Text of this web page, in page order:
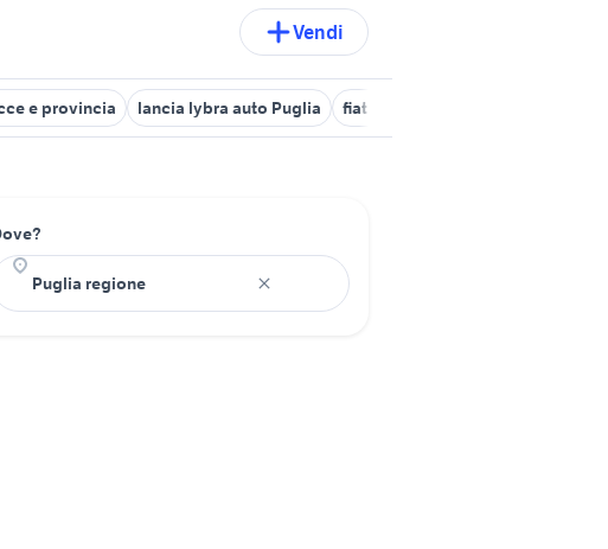
Vendi
e provincia lancia lybra auto Puglia fiat Brindisi provincia